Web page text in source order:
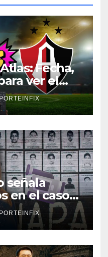
Fecha,
ver el
Cup
señala
en el caso
estrategia